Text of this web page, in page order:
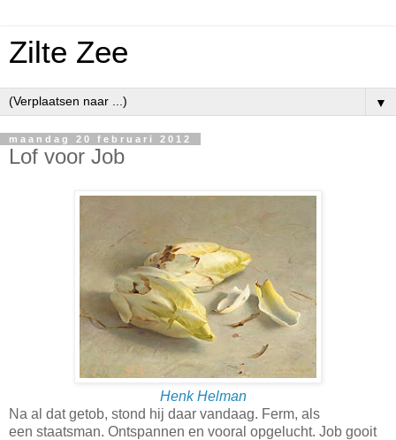
Zilte Zee
▼
maandag 20 februari 2012
Lof voor Job
Henk Helman
Na al dat getob, stond hij daar vandaag. Ferm, als
een staatsman. Ontspannen en vooral opgelucht. Job gooit